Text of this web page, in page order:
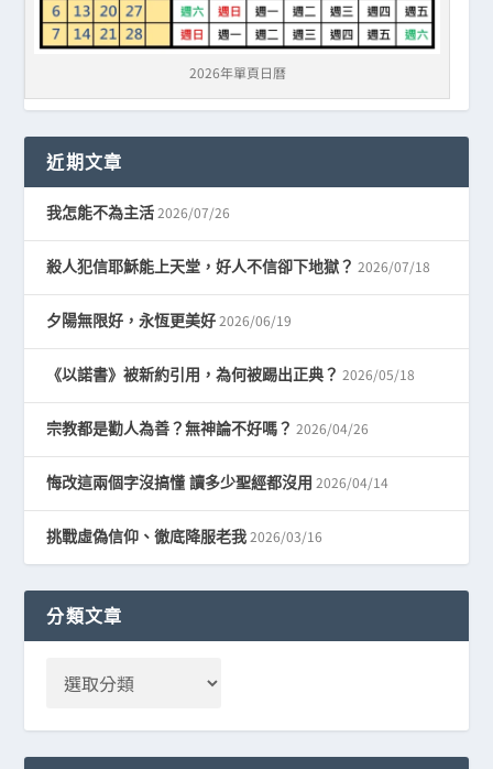
2026年單頁日曆
近期文章
我怎能不為主活 2026/07/26
殺人犯信耶穌能上天堂，好人不信卻下地獄？ 2026/07/18
夕陽無限好，永恆更美好 2026/06/19
《以諾書》被新約引用，為何被踢出正典？ 2026/05/18
宗教都是勸人為善？無神論不好嗎？ 2026/04/26
悔改這兩個字沒搞懂 讀多少聖經都沒用 2026/04/14
挑戰虛偽信仰、徹底降服老我 2026/03/16
分類文章